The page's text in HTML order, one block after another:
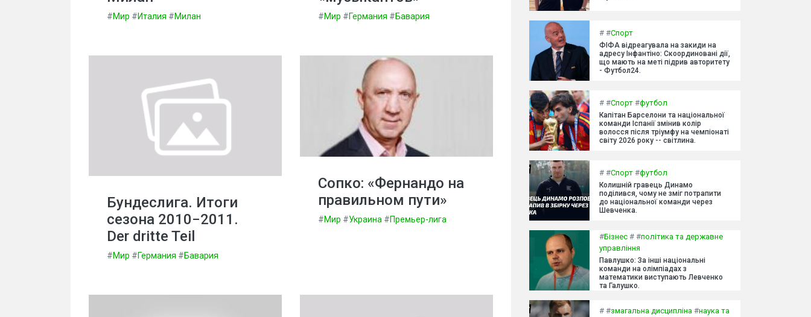
#Мир #Италия #Милан #Мир #Германия #Бавария
Бундеслига. Итоги
сезона 2010−2011.
Der dritte Teil
#Мир #Германия #Бавария
Сопко: «Фернандо на
правильном пути»
#Мир #Украина #Премьер-лига
# #Спорт
ФІФА відреагувала на закиди на
адресу Інфантіно: Скоординовані дії,
що мають на меті підрив авторитету
- Футбол24.
# #Спорт #футбол
Капітан Барселони та національної
команди Іспанії змінив колір
волосся після тріумфу на чемпіонаті
світу 2026 року -- світлина.
# #Спорт #футбол
Колишній гравець Динамо
поділився, чому не зміг потрапити
до національної команди через
Шевченка.
#Бізнес # #політика та державне
управління
Павлушко: За інші національні
команди на олімпіадах з
математики виступають Левченко
та Галушко.
# #змагальна дисципліна #наука та